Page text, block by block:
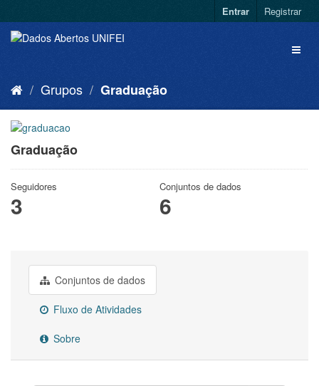
Entrar Registrar
Grupos Graduação
Graduação
Seguidores
3
Conjuntos de dados
6
Conjuntos de dados
Fluxo de Atividades
Sobre